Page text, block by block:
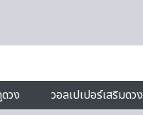
วง วอลเปเปอร์เสริมดวง